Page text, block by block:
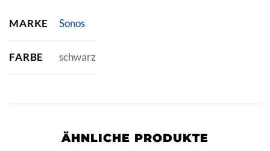
MARKE Sonos
FARBE schwarz
ÄHNLICHE PRODUKTE